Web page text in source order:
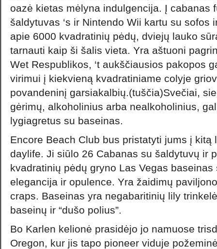
oazė kietas mėlyna indulgencija. Į cabanas
šaldytuvas ‘s ir Nintendo Wii kartu su sofos
apie 6000 kvadratinių pėdų, dviejų lauko
tarnauti kaip ši šalis vieta. Yra aštuoni
Wet Respublikos, ‘t aukščiausios pakopos
virimui į kiekvieną kvadratiniame colyje
povandeninį garsiakalbių.(tuščia)Svečiai,
gėrimų, alkoholinius arba nealkoholinius,
lygiagretus su baseinas.
Encore Beach Club bus pristatyti jums į kitą
daylife. Ji siūlo 26 Cabanas su šaldytuvų ir
kvadratinių pėdų gryno Las Vegas
elegancija ir opulence. Yra žaidimų
craps. Baseinas yra negabaritinių lily
baseinų ir “dušo polius”.
Bo Karlen kelionė prasidėjo jo namuose
Oregon, kur jis tapo pioneer viduje